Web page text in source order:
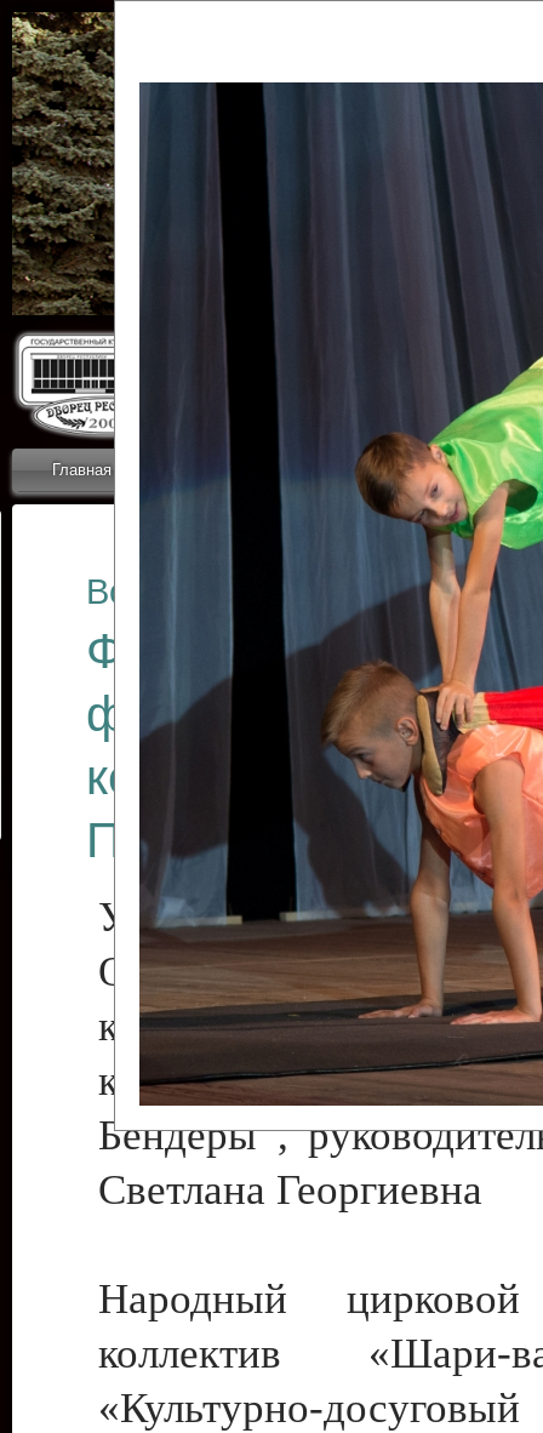
Главная Коллективы Новости
ОТЧЕТЫ ГКЦ
Все отчеты
Финал
фестиваля
коллективов
Приднестровского
Участники фестиваля:
Образцовый
коллектив
культуры с.
Бендеры ,
Светлана Георгиевна
Народный цирковой
коллектив
«Культурно-